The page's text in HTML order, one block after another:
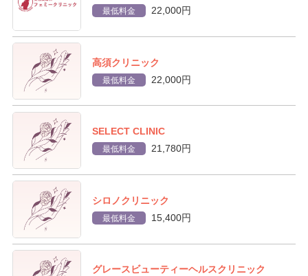
最低料金 22,000円
高須クリニック
最低料金 22,000円
SELECT CLINIC
最低料金 21,780円
シロノクリニック
最低料金 15,400円
グレースビューティーヘルスクリニック